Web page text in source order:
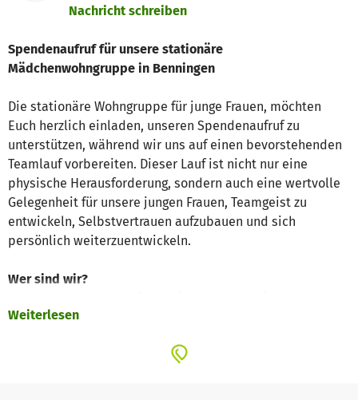
Nachricht schreiben
Spendenaufruf für unsere stationäre
Mädchenwohngruppe in Benningen
Die stationäre Wohngruppe für junge Frauen, möchten
Euch herzlich einladen, unseren Spendenaufruf zu
unterstützen, während wir uns auf einen bevorstehenden
Teamlauf vorbereiten. Dieser Lauf ist nicht nur eine
physische Herausforderung, sondern auch eine wertvolle
Gelegenheit für unsere jungen Frauen, Teamgeist zu
entwickeln, Selbstvertrauen aufzubauen und sich
persönlich weiterzuentwickeln.
Wer sind wir?
zwischen 13 – 21 Jahren einen sicheren Raum, in dem sie
schwierige Lebensumstände hinter sich, sei es durch
Weiterlesen